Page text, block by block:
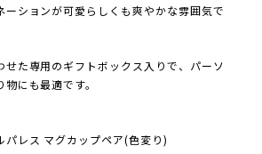
ーションが可愛らしくも爽やかな雰囲気で
せた専用のギフトボックス入りで、パーソ
にも最適です。
レス マグカップペア(色変り)